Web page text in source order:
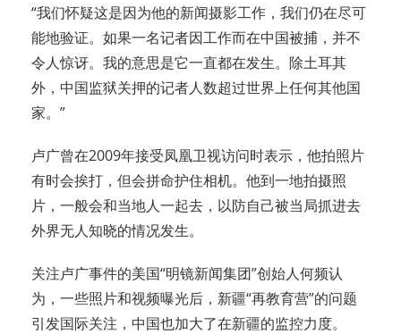
“我们怀疑这是因为他的新闻摄影工作，我们仍在尽可
能地验证。如果一名记者因工作而在中国被捕，并不
令人惊讶。我的意思是它一直都在发生。除土耳其
外，中国监狱关押的记者人数超过世界上任何其他国
家。”
卢广曾在2009年接受凤凰卫视访问时表示，他拍照片
有时会挨打，但会拼命护住相机。他到一地拍摄照
片，一般会和当地人一起去，以防自己被当局抓进去
外界无人知晓的情况发生。
关注卢广事件的美国“明镜新闻集团”创始人何频认
为，一些照片和视频曝光后，新疆“再教育营”的问题
引发国际关注，中国也加大了在新疆的监控力度。